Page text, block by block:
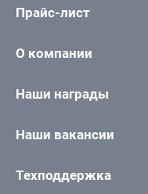
Прайс-лист
О компании
Наши награды
Наши вакансии
Техподдержка